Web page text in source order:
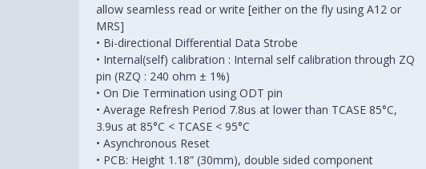
allow seamless read or write [either on the fly using A12 or
MRS]
• Bi-directional Differential Data Strobe
• Internal(self) calibration : Internal self calibration through ZQ
pin (RZQ : 240 ohm ± 1%)
• On Die Termination using ODT pin
• Average Refresh Period 7.8us at lower than TCASE 85°C,
3.9us at 85°C < TCASE < 95°C
• Asynchronous Reset
• PCB: Height 1.18” (30mm), double sided component